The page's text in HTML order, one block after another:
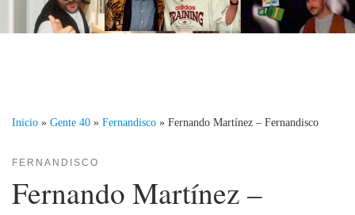
Inicio » Gente 40 » Fernandisco » Fernando Martí­nez – Fernandisco
FERNANDISCO
Fernando Martí­nez –